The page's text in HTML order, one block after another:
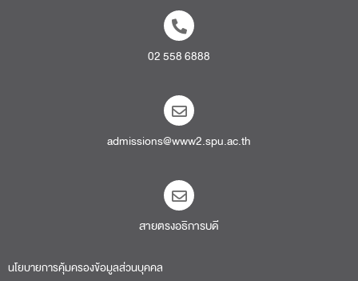
02 558 6888
admissions@www2.spu.ac.th
สายตรงอธิการบดี​
นโยบายการคุ้มครองข้อมูลส่วนบุคคล